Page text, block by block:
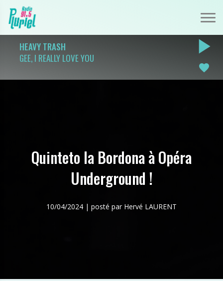
HEAVY TRASH
GEE, I REALLY LOVE YOU
play_arrow
favorite
Quinteto la Bordona à Opéra
Underground !
10/04/2024 | posté par Hervé LAURENT